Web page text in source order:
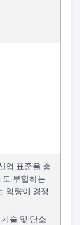
업 표준을 충
부합하는
역량이 경쟁
술 및 탄소